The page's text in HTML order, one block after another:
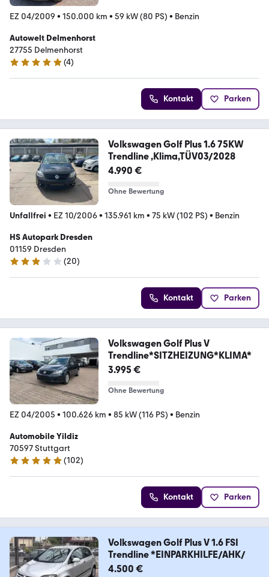
EZ 04/2009 • 150.000 km • 59 kW (80 PS) • Benzin
Autowelt Delmenhorst
27755 Delmenhorst
5 Sterne
(4)
Kontakt Parken
Volkswagen Golf Plus 1.6 75KW
Trendline ,Klima,TÜV03/2028
4.990 €
Ohne Bewertung
Unfallfrei • EZ 10/2006• 135.961 km • 75 kW (102 PS) • Benzin
HS Autopark Dresden
01159 Dresden
3 Sterne
(20)
Kontakt Parken
Volkswagen Golf Plus V
Trendline*SITZHEIZUNG*KLIMA*
3.995 €
Ohne Bewertung
EZ 04/2005 • 100.626 km • 85 kW (116 PS) • Benzin
Automobile Yildiz
70597 Stuttgart
5 Sterne
(102)
Kontakt Parken
Volkswagen Golf Plus V 1.6 FSI
Trendline *EINPARKHILFE/AHK/
4.500 €